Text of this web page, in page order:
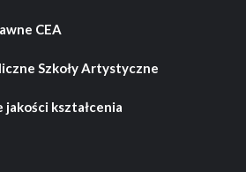
CEA
Szkoły Artystyczne
jakości kształcenia